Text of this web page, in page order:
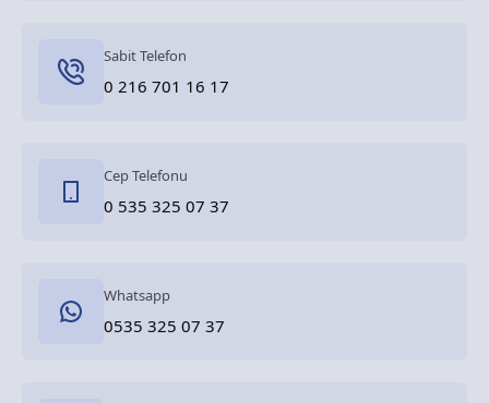
Sabit Telefon
0 216 701 16 17
Cep Telefonu
0 535 325 07 37
Whatsapp
0535 325 07 37